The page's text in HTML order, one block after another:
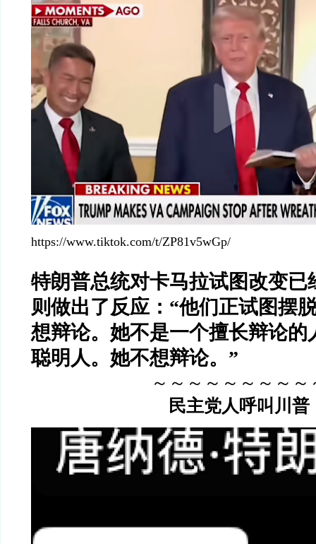
https://www.tiktok.com/t/ZP81v5wGp/
特朗普总统对卡马拉试图改变已
则做出了反应：“他们正试图摆
想辩论。 她不是一个擅长辩论的
聪明人。她不想辩论。”
～～～～～～～～～
民主党人呼叫川普